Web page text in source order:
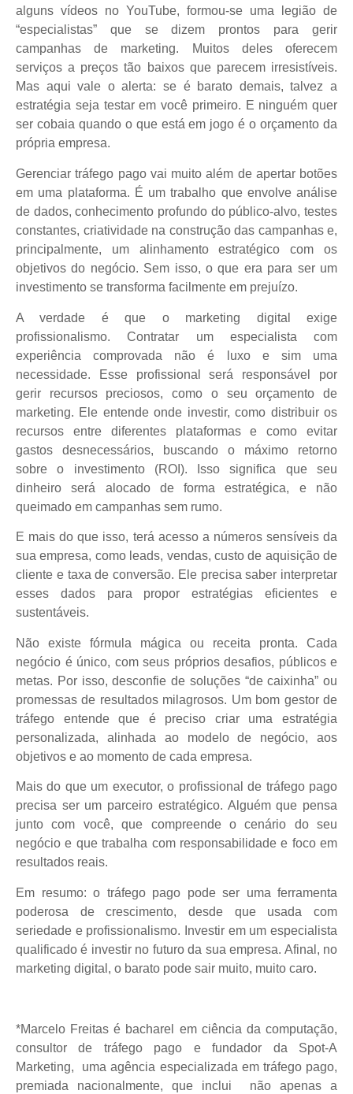
alguns vídeos no YouTube, formou-se uma legião de
“especialistas” que se dizem prontos para gerir
campanhas de marketing. Muitos deles oferecem
serviços a preços tão baixos que parecem irresistíveis.
Mas aqui vale o alerta: se é barato demais, talvez a
estratégia seja testar em você primeiro. E ninguém quer
ser cobaia quando o que está em jogo é o orçamento da
própria empresa.
Gerenciar tráfego pago vai muito além de apertar botões
em uma plataforma. É um trabalho que envolve análise
de dados, conhecimento profundo do público-alvo, testes
constantes, criatividade na construção das campanhas e,
principalmente, um alinhamento estratégico com os
objetivos do negócio. Sem isso, o que era para ser um
investimento se transforma facilmente em prejuízo.
A verdade é que o marketing digital exige
profissionalismo. Contratar um especialista com
experiência comprovada não é luxo e sim uma
necessidade. Esse profissional será responsável por
gerir recursos preciosos, como o seu orçamento de
marketing. Ele entende onde investir, como distribuir os
recursos entre diferentes plataformas e como evitar
gastos desnecessários, buscando o máximo retorno
sobre o investimento (ROI). Isso significa que seu
dinheiro será alocado de forma estratégica, e não
queimado em campanhas sem rumo.
E mais do que isso, terá acesso a números sensíveis da
sua empresa, como leads, vendas, custo de aquisição de
cliente e taxa de conversão. Ele precisa saber interpretar
esses dados para propor estratégias eficientes e
sustentáveis.
Não existe fórmula mágica ou receita pronta. Cada
negócio é único, com seus próprios desafios, públicos e
metas. Por isso, desconfie de soluções “de caixinha” ou
promessas de resultados milagrosos. Um bom gestor de
tráfego entende que é preciso criar uma estratégia
personalizada, alinhada ao modelo de negócio, aos
objetivos e ao momento de cada empresa.
Mais do que um executor, o profissional de tráfego pago
precisa ser um parceiro estratégico. Alguém que pensa
junto com você, que compreende o cenário do seu
negócio e que trabalha com responsabilidade e foco em
resultados reais.
Em resumo: o tráfego pago pode ser uma ferramenta
poderosa de crescimento, desde que usada com
seriedade e profissionalismo. Investir em um especialista
qualificado é investir no futuro da sua empresa. Afinal, no
marketing digital, o barato pode sair muito, muito caro.
*Marcelo Freitas é bacharel em ciência da computação,
consultor de tráfego pago e fundador da Spot-A
Marketing, uma agência especializada em tráfego pago,
premiada nacionalmente, que inclui não apenas a